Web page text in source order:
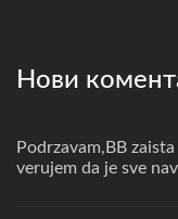
Нови
Podrzavam,BB
verujem da je sve